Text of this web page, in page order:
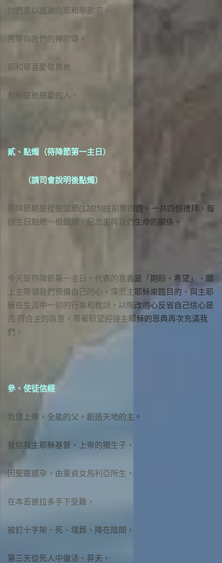
你們要以感謝向耶和華歌唱，
用琴向我們的神歌頌。
耶和華喜愛敬畏祂
和盼望祂慈愛的人。
貳、點燭（待降節第一主日）
（請司會說明後點燭）
待降節期是從聖誕節(12/25)往前算四週，一共四個禮拜，每
個主日點燃一根蠟燭，紀念主與我們生命的關係。
今天是待降節第一主日，代表的意義是「期盼、希望」，願
上主帶領我們預備自己的心，深思主耶穌來臨目的、與主耶
穌在生涯中一切的行事和教訓，以悔改的心反省自己信心是
否 符合主的旨意，帶著盼望迎接主耶穌的恩典再次充滿我
們。
參、使徒信經
我信上帝，全能的父，創造天地的主。
我信我主耶穌基督，上帝的獨生子，
因聖靈感孕，由童貞女馬利亞所生，
在本丟彼拉多手下受難，
被釘十字架、死、埋葬、降在陰間，
第三天從死人中復活、昇天，